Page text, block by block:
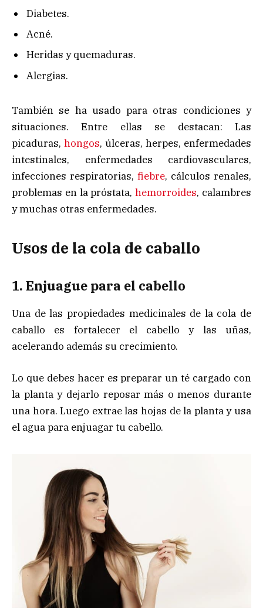
Diabetes.
Acné.
Heridas y quemaduras.
Alergias.
También se ha usado para otras condiciones y
situaciones. Entre ellas se destacan: Las
picaduras, hongos, úlceras, herpes, enfermedades
intestinales, enfermedades cardiovasculares,
infecciones respiratorias, fiebre, cálculos renales,
problemas en la próstata,hemorroides, calambres
y muchas otras enfermedades.
Usos de la cola de caballo
1. Enjuague para el cabello
Una de las propiedades medicinales de la cola de
caballo es fortalecer el cabello y las uñas,
acelerando además su crecimiento.
Lo que debes hacer es preparar un té cargado con
la planta y dejarlo reposar más o menos durante
una hora. Luego extrae las hojas de la planta y usa
el agua para enjuagar tu cabello.